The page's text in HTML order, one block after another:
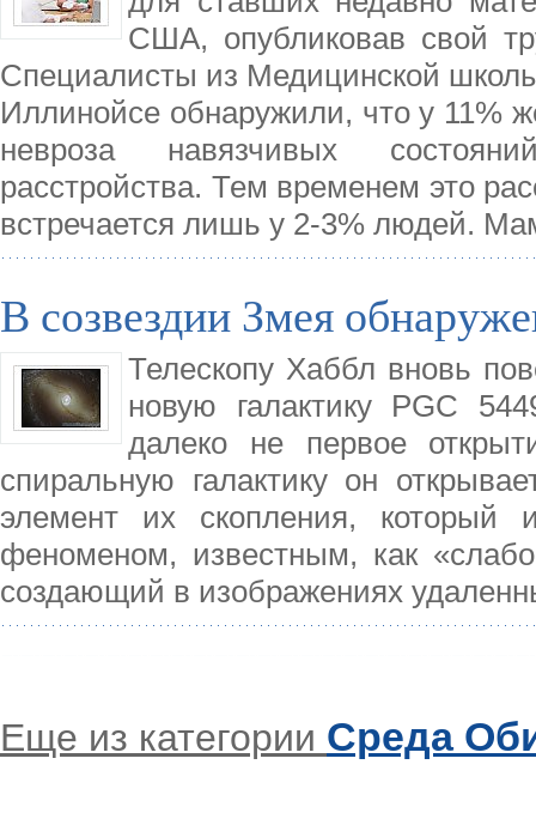
США, опубликовав свой
Специалисты из Медицинской
Иллинойсе обнаружили, что у 11%
невроза навязчивых
расстройства. Тем временем это
встречается лишь у 2-3% людей.
В созвездии Змея
Телескопу Хаббл вновь
новую галактику PGC
далеко не первое
спиральную галактику он
элемент их скопления, который
феноменом, известным, как
создающий в изображениях
Еще из категории Среда